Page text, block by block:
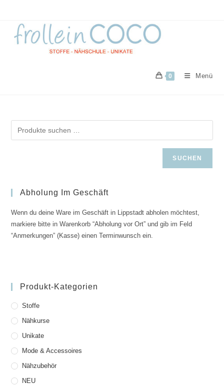
springen
0 Menü
SUCHEN
Abholung Im Geschäft
Wenn du deine Ware im Geschäft in Lippstadt abholen möchtest,
markiere bitte in Warenkorb “Abholung vor Ort” und gib im Feld
“Anmerkungen” (Kasse) einen Terminwunsch ein.
Produkt-Kategorien
Stoffe
Nähkurse
Unikate
Mode & Accessoires
Nähzubehör
NEU